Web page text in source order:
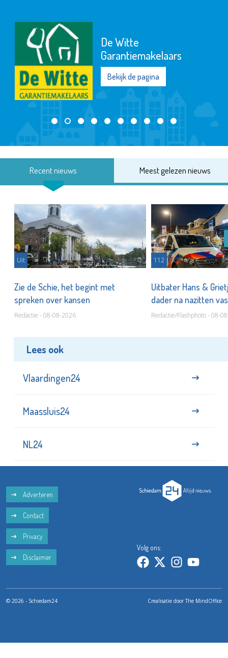
De Witte
Garantiemakelaars
Bekijk de pagina
Recent nieuws Meest gelezen nieuws
Uit
Zie de Schie, het begint met
spreken over kansen
Redactie - 08-08-2026
112
Uitbater Hans &
dader na nazitten
Redactie/Flashphoto - 08-
Lees ook
Vlaardingen24
Maassluis24
NL24
Adverteren
Contact
Privacy
Disclaimer
Volg ons:
© 2026 - Schiedam24 Crealisatie doorThe MindOffice